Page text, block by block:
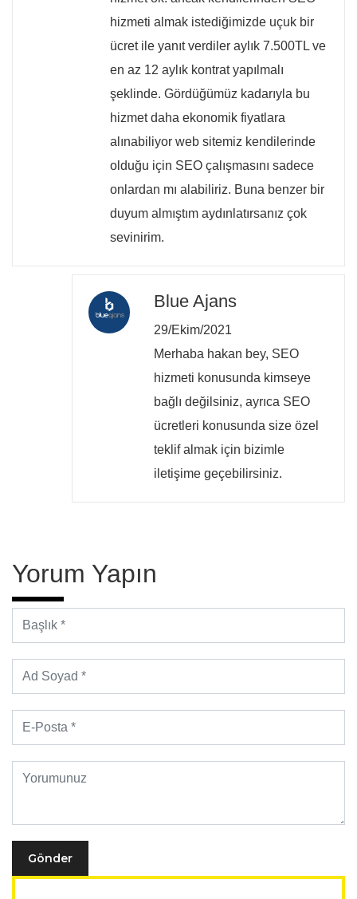
hizmeti almak istediğimizde uçuk bir
ücret ile yanıt verdiler aylık 7.500TL ve
en az 12 aylık kontrat yapılmalı
şeklinde. Gördüğümüz kadarıyla bu
hizmet daha ekonomik fiyatlara
alınabiliyor web sitemiz kendilerinde
olduğu için SEO çalışmasını sadece
onlardan mı alabiliriz. Buna benzer bir
duyum almıştım aydınlatırsanız çok
sevinirim.
Blue Ajans
29/Ekim/2021
Merhaba hakan bey, SEO
hizmeti konusunda kimseye
bağlı değilsiniz, ayrıca SEO
ücretleri konusunda size özel
teklif almak için bizimle
iletişime geçebilirsiniz.
Yorum Yapın
Gönder